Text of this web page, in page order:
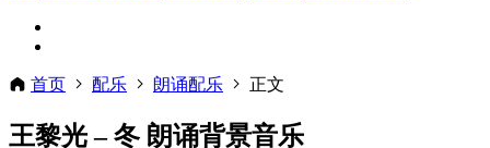
首页 配乐 朗诵配乐 正文
王黎光 – 冬 朗诵背景音乐